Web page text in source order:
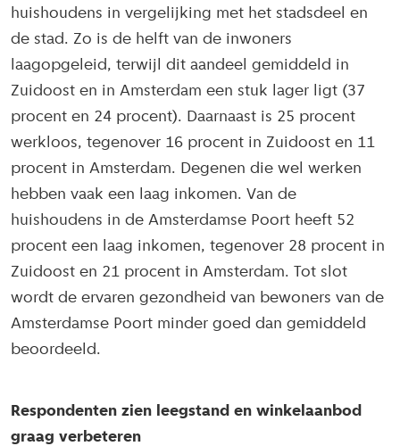
huishoudens in vergelijking met het stadsdeel en
de stad. Zo is de helft van de inwoners
laagopgeleid, terwijl dit aandeel gemiddeld in
Zuidoost en in Amsterdam een stuk lager ligt (37
procent en 24 procent). Daarnaast is 25 procent
werkloos, tegenover 16 procent in Zuidoost en 11
procent in Amsterdam. Degenen die wel werken
hebben vaak een laag inkomen. Van de
huishoudens in de Amsterdamse Poort heeft 52
procent een laag inkomen, tegenover 28 procent in
Zuidoost en 21 procent in Amsterdam. Tot slot
wordt de ervaren gezondheid van bewoners van de
Amsterdamse Poort minder goed dan gemiddeld
beoordeeld.
Respondenten zien leegstand en winkelaanbod
graag verbeteren